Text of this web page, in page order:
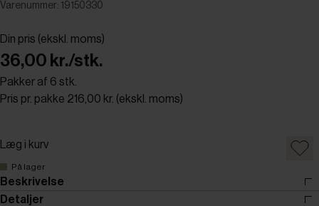
Varenummer: 19150330
Din pris (ekskl. moms)
36,00 kr./stk.
Pakker af 6 stk.
Pris pr. pakke 216,00 kr. (ekskl. moms)
Læg i kurv
På lager
Beskrivelse
Detaljer